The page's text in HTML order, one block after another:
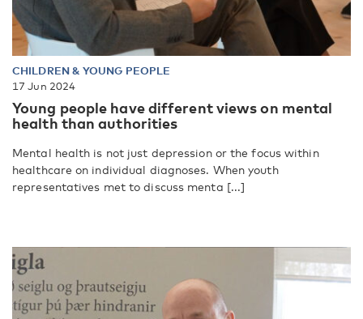
CHILDREN & YOUNG PEOPLE
17 Jun 2024
Young people have different views on mental
health than authorities
Mental health is not just depression or the focus within
healthcare on individual diagnoses. When youth
representatives met to discuss menta [...]